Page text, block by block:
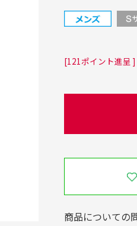
[121ポイント進呈 ]